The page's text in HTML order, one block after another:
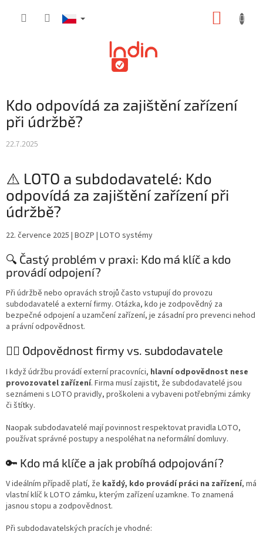
Kdo odpovídá za zajištění zařízení
při údržbě?
22.7.2025
⚠️ LOTO a subdodavatelé: Kdo
odpovídá za zajištění zařízení při
údržbě?
22. července 2025 | BOZP | LOTO systémy
🔍 Častý problém v praxi: Kdo má klíč a kdo
provádí odpojení?
Při údržbě nebo opravách strojů často vstupují do provozu
subdodavatelé a externí firmy. Otázka, kdo je zodpovědný za
bezpečné odpojení a uzamčení zařízení, je zásadní pro prevenci nehod
a právní odpovědnost.
👷‍♂️ Odpovědnost firmy vs. subdodavatele
I když údržbu provádí externí pracovníci, hlavní odpovědnost nese
provozovatel zařízení. Firma musí zajistit, že subdodavatelé jsou
seznámeni s LOTO pravidly, proškoleni a vybaveni potřebnými zámky
či štítky.
Naopak subdodavatelé mají povinnost respektovat pravidla LOTO,
používat správné postupy a nespoléhat na neformální domluvy.
🔑 Kdo má klíče a jak probíhá odpojování?
V ideálním případě platí, že každý, kdo provádí práci na zařízení, má
vlastní klíč k LOTO zámku, kterým zařízení uzamkne. To znamená
jasnou stopu a zodpovědnost.
Při subdodavatelských pracích je vhodné: